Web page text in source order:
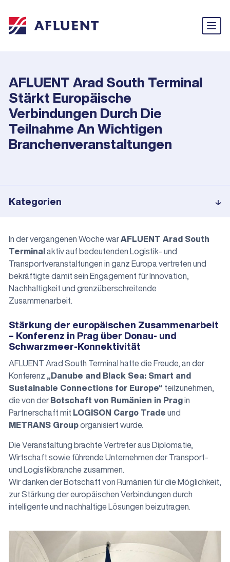
AFLUENT Arad South Terminal
Stärkt Europäische
Verbindungen Durch Die
Teilnahme An Wichtigen
Branchenveranstaltungen
In der vergangenen Woche war AFLUENT Arad South
Terminal aktiv auf bedeutenden Logistik- und
Transportveranstaltungen in ganz Europa vertreten und
bekräftigte damit sein Engagement für Innovation,
Nachhaltigkeit und grenzüberschreitende
Zusammenarbeit.
Stärkung der europäischen Zusammenarbeit
– Konferenz in Prag über Donau- und
Schwarzmeer-Konnektivität
AFLUENT Arad South Terminal hatte die Freude, an der
Konferenz
„Danube and Black Sea: Smart and
Sustainable Connections for Europe“ teilzunehmen,
die von der Botschaft von Rumänien in Pragin
Partnerschaft mit LOGISON Cargo Trade und
METRANS Grouporganisiert wurde.
Die Veranstaltung brachte Vertreter aus Diplomatie,
Wirtschaft sowie führende Unternehmen der Transport-
und Logistikbranche zusammen.
Wir danken der Botschaft von Rumänien für die Möglichkeit,
zur Stärkung der europäischen Verbindungen durch
intelligente und nachhaltige Lösungen beizutragen.
Kategorien